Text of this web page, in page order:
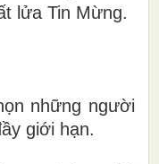
lửa Tin Mừng.
những người
giới hạn.